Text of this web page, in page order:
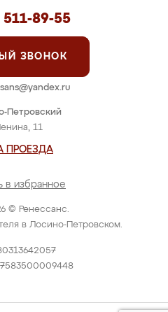
© Ренессанс.
в Лосино-Петровском.
Петровский
11
ПРОЕЗДА
в избранное
511-89-55
ЗВОНОК